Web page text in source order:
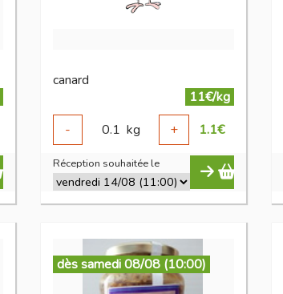
canard
11€/kg
-
0.1 kg + 1.1€
Réception souhaitée le
dès samedi 08/08 (10:00)